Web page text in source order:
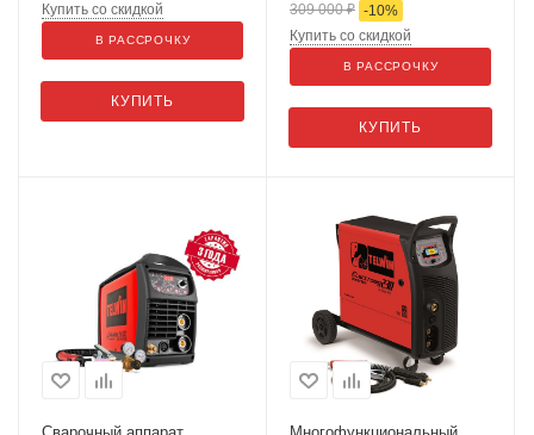
КУПИТЬ
Купить со скидкой
В РАССРОЧКУ
309 000₽ -10%
КУПИТЬ
Купить со скидкой
В РАССРОЧКУ